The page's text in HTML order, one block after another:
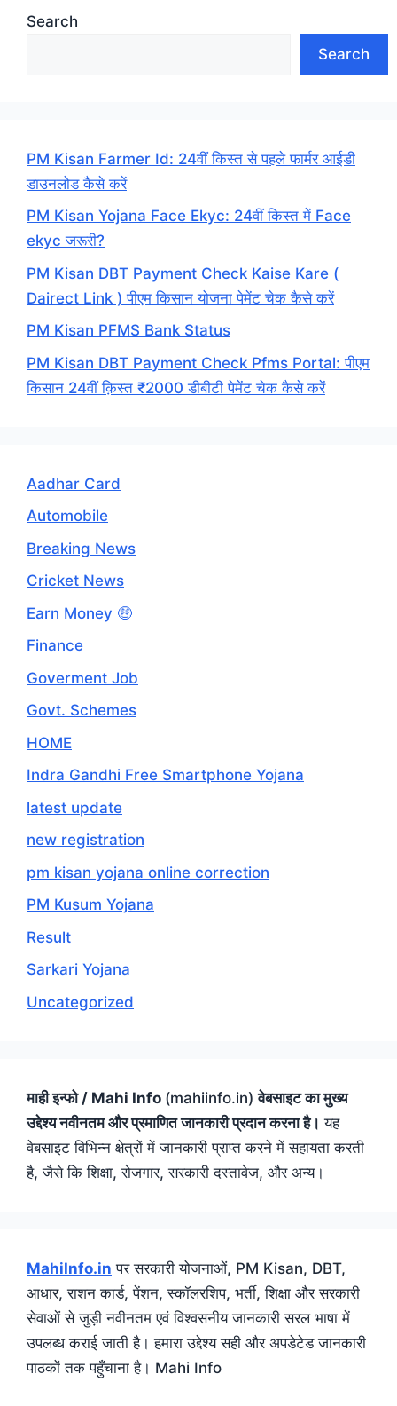
Search
Search
PM Kisan Farmer Id: 24वीं किस्त से पहले फार्मर आईडी
डाउनलोड कैसे करें
PM Kisan Yojana Face Ekyc: 24वीं किस्त में Face
ekyc जरूरी?
PM Kisan DBT Payment Check Kaise Kare (
Dairect Link ) पीएम किसान योजना पेमेंट चेक कैसे करें
PM Kisan PFMS Bank Status
PM Kisan DBT Payment Check Pfms Portal: पीएम
किसान 24वीं क़िस्त ₹2000 डीबीटी पेमेंट चेक कैसे करें
Aadhar Card
Automobile
Breaking News
Cricket News
Earn Money 🤑
Finance
Goverment Job
Govt. Schemes
HOME
Indra Gandhi Free Smartphone Yojana
latest update
new registration
pm kisan yojana online correction
PM Kusum Yojana
Result
Sarkari Yojana
Uncategorized
माही इन्फो / Mahi Info (mahiinfo.in)वेबसाइट का मुख्य
उद्देश्य नवीनतम और प्रमाणित जानकारी प्रदान करना है। यह
वेबसाइट विभिन्न क्षेत्रों में जानकारी प्राप्त करने में सहायता करती
है, जैसे कि शिक्षा, रोजगार, सरकारी दस्तावेज, और अन्य।
MahiInfo.in पर सरकारी योजनाओं, PM Kisan, DBT,
आधार, राशन कार्ड, पेंशन, स्कॉलरशिप, भर्ती, शिक्षा और सरकारी
सेवाओं से जुड़ी नवीनतम एवं विश्वसनीय जानकारी सरल भाषा में
उपलब्ध कराई जाती है। हमारा उद्देश्य सही और अपडेटेड जानकारी
पाठकों तक पहुँचाना है। Mahi Info